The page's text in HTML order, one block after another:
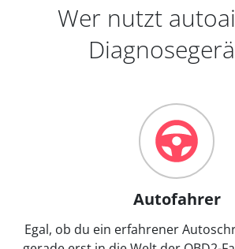
Wer nutzt
Autofahrer
Egal, ob du ein erfahrener